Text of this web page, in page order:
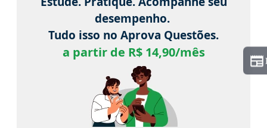
desempenho.
Tudo isso no Aprova Questões.
a partir de R$ 14,90/mês